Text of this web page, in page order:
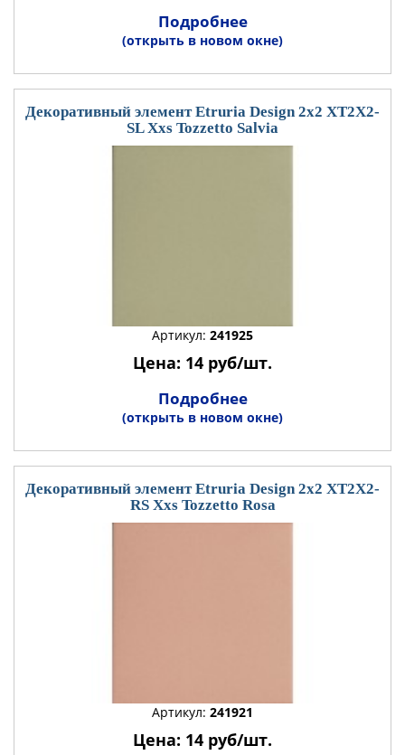
Подробнее
(открыть в новом окне)
Декоративный элемент Etruria Design 2x2 XT2X2-
SL Xxs Tozzetto Salvia
Артикул: 241925
Цена: 14 руб/шт.
Подробнее
(открыть в новом окне)
Декоративный элемент Etruria Design 2x2 XT2X2-
RS Xxs Tozzetto Rosa
Артикул: 241921
Цена: 14 руб/шт.